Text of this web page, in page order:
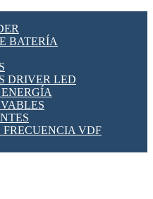
CABLE
BATERÍA
DRIVER LED
VDF